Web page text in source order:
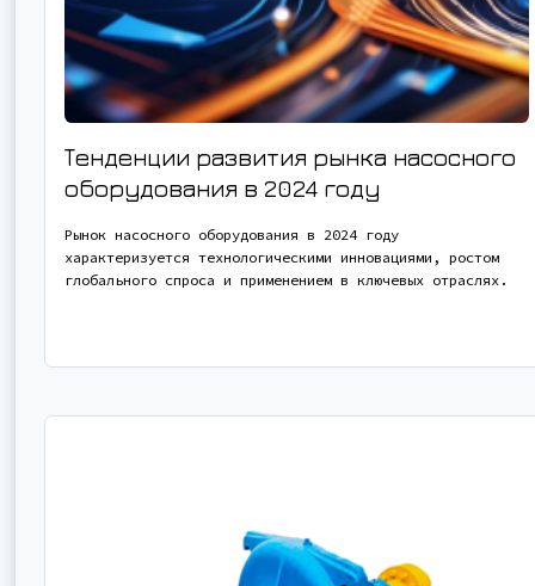
Тенденции развития рынка насосного
оборудования в 2024 году
Рынок насосного оборудования в 2024 году
характеризуется технологическими инновациями, ростом
глобального спроса и применением в ключевых отраслях.